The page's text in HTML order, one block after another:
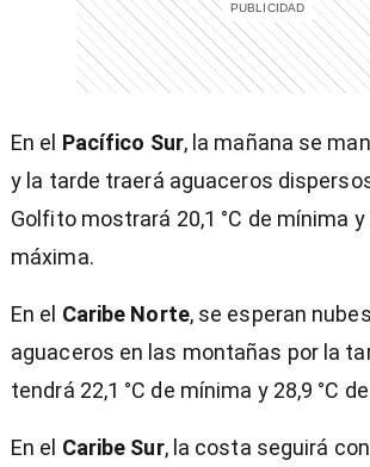
En el Pacífico Sur, la mañana se
y la tarde traerá aguaceros
Golfito mostrará 20,1 °C de mínima y
máxima.
En el Caribe Norte, se esperan
aguaceros en las montañas por la
tendrá 22,1 °C de mínima y 28,9 °C
En el Caribe Sur, la costa seguirá